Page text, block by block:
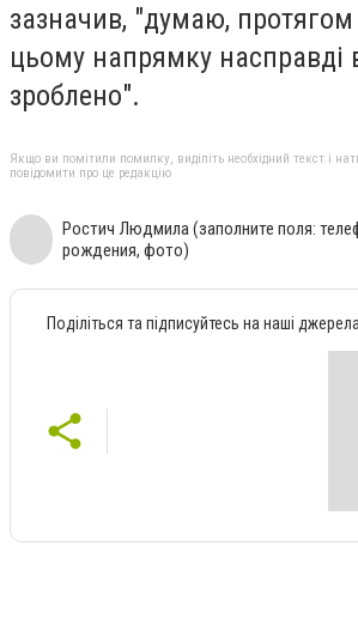
зазначив, "думаю,
цьому напрямку насправді
зроблено".
Якщо ви помітили помилку, виділіть необхідний текст і
повідомити про це редакцію
Ростич Людмила (заполните поля:
рождения, фото)
Поділіться та підписуйтесь на наші